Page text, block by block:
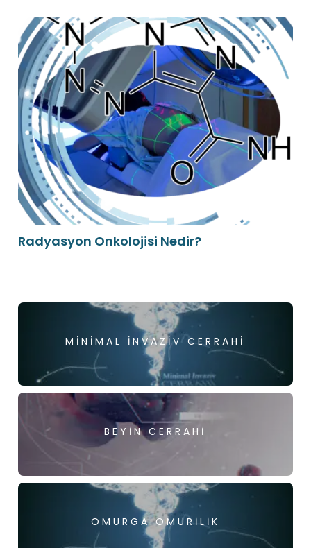
Radyasyon Onkolojisi Nedir?
MINIMAL İNVAZIV CERRAHI
BEYIN CERRAHI
OMURGA OMURILIK